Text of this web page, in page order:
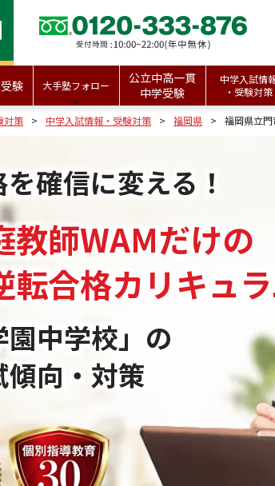
験 大手塾フォロー
公立中高一貫
中学受験
中学入試情
・受験対策
対策 中学入試情報・受験対策 福岡県 福岡県立
確信に変える！
教師WAMだけの
転合格カリキュ
園中学校」の
向・対策